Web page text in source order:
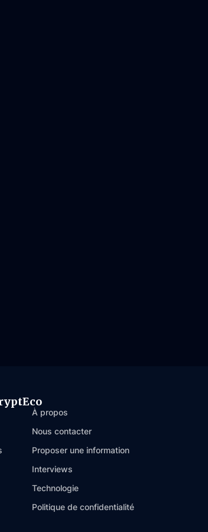
À propos
Nous contacter
Proposer une information
Interviews
Technologie
Politique de confidentialité